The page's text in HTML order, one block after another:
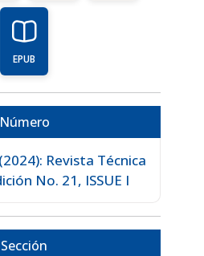
EPUB
Número
Revista Técnica
No. 21, ISSUE I
Sección